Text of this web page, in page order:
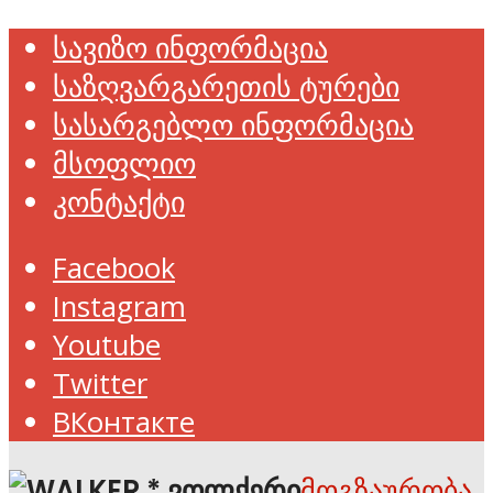
სავიზო ინფორმაცია
საზღვარგარეთის ტურები
სასარგებლო ინფორმაცია
მსოფლიო
კონტაქტი
Facebook
Instagram
Youtube
Twitter
ВКонтакте